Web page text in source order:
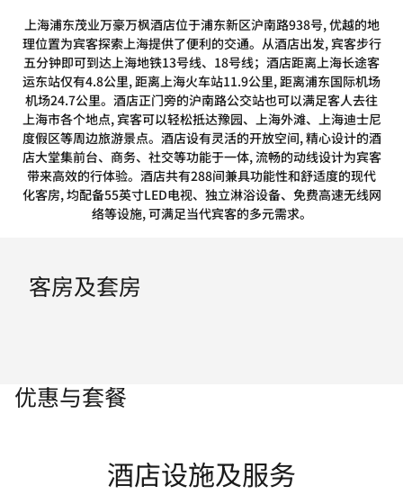
上海浦东茂业万豪万枫酒店位于浦东新区沪南路938号, 优越的地
理位置为宾客探索上海提供了便利的交通。从酒店出发, 宾客步行
五分钟即可到达上海地铁13号线、18号线；酒店距离上海长途客
运东站仅有4.8公里, 距离上海火车站11.9公里, 距离浦东国际机场
机场24.7公里。酒店正门旁的沪南路公交站也可以满足客人去往
上海市各个地点, 宾客可以轻松抵达豫园、上海外滩、上海迪士尼
度假区等周边旅游景点。酒店设有灵活的开放空间, 精心设计的酒
店大堂集前台、商务、社交等功能于一体, 流畅的动线设计为宾客
带来高效的行体验。酒店共有288间兼具功能性和舒适度的现代
化客房, 均配备55英寸LED电视、独立淋浴设备、免费高速无线网
络等设施, 可满足当代宾客的多元需求。
客房及套房
优惠与套餐
酒店设施及服务